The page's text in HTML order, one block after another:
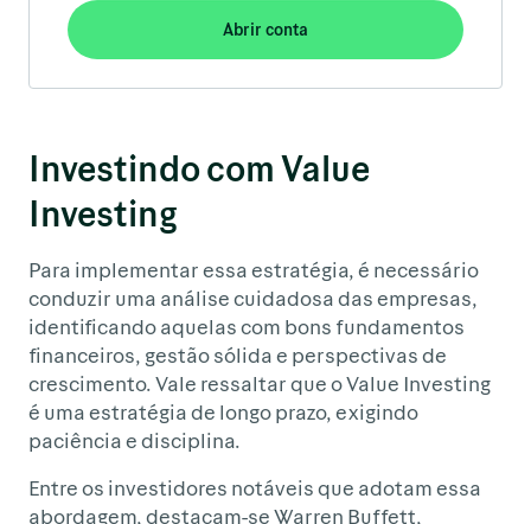
Abrir conta
Investindo com Value
Investing
Para implementar essa estratégia, é necessário
conduzir uma análise cuidadosa das empresas,
identificando aquelas com bons fundamentos
financeiros, gestão sólida e perspectivas de
crescimento. Vale ressaltar que o Value Investing
é uma estratégia de longo prazo, exigindo
paciência e disciplina.
Entre os investidores notáveis que adotam essa
abordagem, destacam-se Warren Buffett,